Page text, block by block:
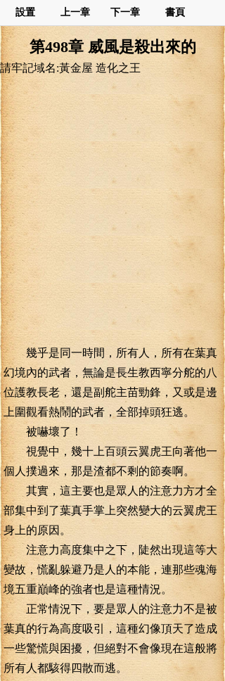
設置 上一章 下一章 書頁
第498章 威風是殺出來的
請牢記域名:黃金屋 造化之王
幾乎是同一時間，所有人，所有在葉真
幻境內的武者，無論是長生教西寧分舵的八
位護教長老，還是副舵主苗勁鋒，又或是邊
上圍觀看熱鬧的武者，全部掉頭狂逃。
被嚇壞了！
視覺中，幾十上百頭云翼虎王向著他一
個人撲過來，那是渣都不剩的節奏啊。
其實，這主要也是眾人的注意力方才全
部集中到了葉真手掌上突然變大的云翼虎王
身上的原因。
注意力高度集中之下，陡然出現這等大
變故，慌亂躲避乃是人的本能，連那些魂海
境五重巔峰的強者也是這種情況。
正常情況下，要是眾人的注意力不是被
葉真的行為高度吸引，這種幻像頂天了造成
一些驚慌與困擾，但絕對不會像現在這般將
所有人都駭得四散而逃。